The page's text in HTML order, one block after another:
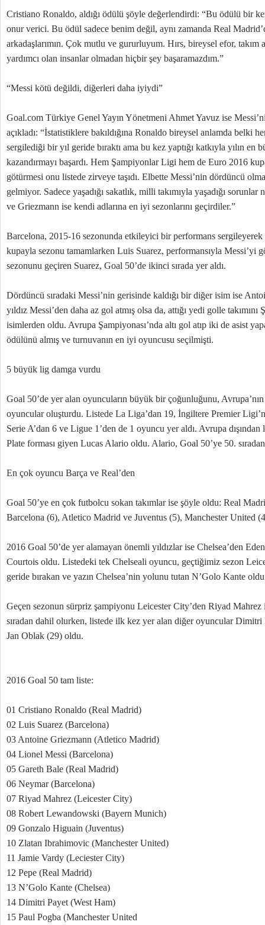
Cristiano Ronaldo, aldığı ödülü şöyle değerlendirdi: “Bu ödülü bir
onur verici. Bu ödül sadece benim değil, aynı zamanda Real
arkadaşlarımın. Çok mutlu ve gururluyum. Hırs, bireysel efor, takım
yardımcı olan insanlar olmadan hiçbir şey başaramazdım.”
“Messi kötü değildi, diğerleri daha iyiydi”
Goal.com Türkiye Genel Yayın Yönetmeni Ahmet Yavuz ise
açıkladı: “İstatistiklere bakıldığına Ronaldo bireysel anlamda belki
sergilediği bir yıl geride bıraktı ama bu kez yaptığı katkıyla yılın en
kazandırmayı başardı. Hem Şampiyonlar Ligi hem de Euro 2016
götürmesi onu listede zirveye taşıdı. Elbette Messi’nin dördüncü
gelmiyor. Sadece yaşadığı sakatlık, milli takımıyla yaşadığı
ve Griezmann ise kendi adlarına en iyi sezonlarını geçirdiler.”
Barcelona, 2015-16 sezonunda etkileyici bir performans
kupayla sezonu tamamlarken Luis Suarez, performansıyla Messi’yi
sezonunu geçiren Suarez, Goal 50’de ikinci sırada yer aldı.
Dördüncü sıradaki Messi’nin gerisinde kaldığı bir diğer isim ise
yıldız Messi’den daha az gol atmış olsa da, attığı yedi golle
isimlerden oldu. Avrupa Şampiyonası’nda altı gol atıp iki de asist
ödülünü almış ve turnuvanın en iyi oyuncusu seçilmişti.
5 büyük lig damga vurdu
Goal 50’de yer alan oyuncuların büyük bir çoğunluğunu,
oyuncular oluşturdu. Listede La Liga’dan 19, İngiltere Premier
Serie A’dan 6 ve Ligue 1’den de 1 oyuncu yer aldı. Avrupa
Plate forması giyen Lucas Alario oldu. Alario, Goal 50’ye 50.
En çok oyuncu Barça ve Real’den
Goal 50’ye en çok futbolcu sokan takımlar ise şöyle oldu: Real
Barcelona (6), Atletico Madrid ve Juventus (5), Manchester United
2016 Goal 50’de yer alamayan önemli yıldızlar ise Chelsea’den
Courtois oldu. Listedeki tek Chelseali oyuncu, geçtiğimiz sezon
geride bırakan ve yazın Chelsea’nin yolunu tutan N’Golo Kante
Geçen sezonun sürpriz şampiyonu Leicester City’den Riyad
sıradan dahil olurken, listede ilk kez yer alan diğer oyuncular
Jan Oblak (29) oldu.
2016 Goal 50 tam liste:
01 Cristiano Ronaldo (Real Madrid)
02 Luis Suarez (Barcelona)
03 Antoine Griezmann (Atletico Madrid)
04 Lionel Messi (Barcelona)
05 Gareth Bale (Real Madrid)
06 Neymar (Barcelona)
07 Riyad Mahrez (Leicester City)
08 Robert Lewandowski (Bayern Munich)
09 Gonzalo Higuain (Juventus)
10 Zlatan Ibrahimovic (Manchester United)
11 Jamie Vardy (Leciester City)
12 Pepe (Real Madrid)
13 N’Golo Kante (Chelsea)
14 Dimitri Payet (West Ham)
15 Paul Pogba (Manchester United